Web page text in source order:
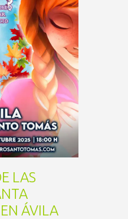
LAS
ÁVILA